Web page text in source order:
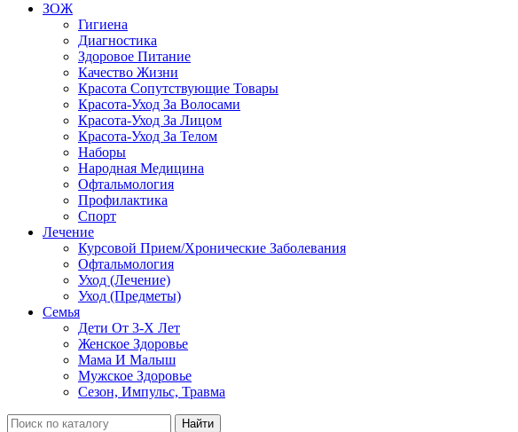
ЗОЖ
Гигиена
Диагностика
Здоровое Питание
Качество Жизни
Красота Сопутствующие Товары
Красота-Уход За Волосами
Красота-Уход За Лицом
Красота-Уход За Телом
Наборы
Народная Медицина
Офтальмология
Профилактика
Спорт
Лечение
Курсовой Прием/Хронические Заболевания
Офтальмология
Уход (Лечение)
Уход (Предметы)
Семья
Дети От 3-Х Лет
Женское Здоровье
Мама И Малыш
Мужское Здоровье
Сезон, Импульс, Травма
Найти